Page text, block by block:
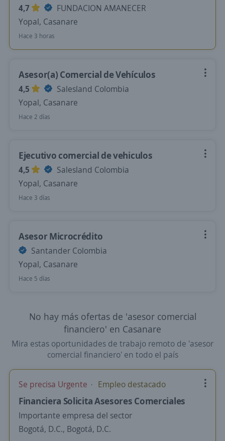
4,7
FUNDACION AMANECER
Yopal, Casanare
Hace 3 horas
Asesor(a) Comercial de Vehículos
4,5
Salesland Colombia
Yopal, Casanare
Hace 2 días
Ejecutivo comercial de vehiculos
4,5
Salesland Colombia
Yopal, Casanare
Hace 3 días
Asesor Microcrédito
Santander Colombia
Yopal, Casanare
Hace 5 días
No hay más ofertas de 'asesor comercial
financiero' en Casanare
Mira estas oportunidades de trabajo remoto de 'asesor
comercial financiero' en todo el país
Se precisa Urgente Empleo destacado
Financiera Solicita Asesores Comerciales
Importante empresa del sector
Bogotá, D.C., Bogotá, D.C.